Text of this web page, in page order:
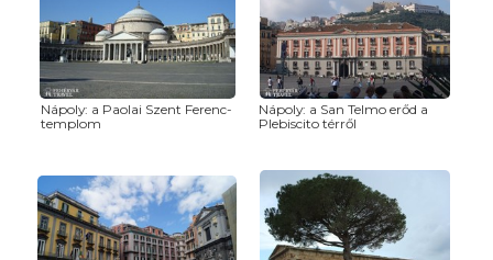
Nápoly: a Paolai Szent Ferenc-
templom
Nápoly: a San Telmo erőd a
Plebiscito térről